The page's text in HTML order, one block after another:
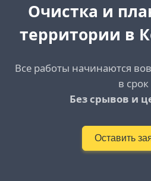
Очистка и
территории в
Все работы начинаются
в срок
Без срывов и
Оставить